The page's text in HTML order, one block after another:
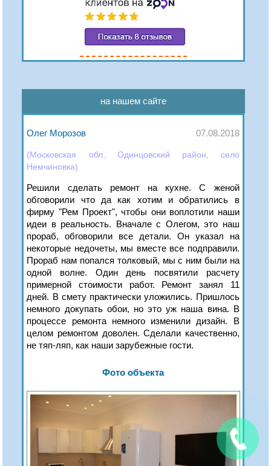
на нашем сайте
Олег Морозов 07.08.2018
(Московская обл, Одинцовский район, село
Немчиновка)
Решили сделать ремонт на кухне. С женой
обговорили что да как хотим и обратились в
фирму "Рем Проект", чтобы они воплотили наши
идеи в реальность. Вначале с Олегом, это наш
прораб, обговорили все детали. Он указал на
некоторые недочеты, мы вместе все подправили.
Прораб нам попался толковый, мы с ним были на
одной волне. Один день посвятили расчету
примерной стоимости работ. Ремонт занял 11
дней. В смету практически уложились. Пришлось
немного докупать обои, но это уж наша вина. В
процессе ремонта немного изменили дизайн. В
целом ремонтом доволен. Сделали качественно,
не тяп-ляп, как наши зарубежные гости.
Фото объекта